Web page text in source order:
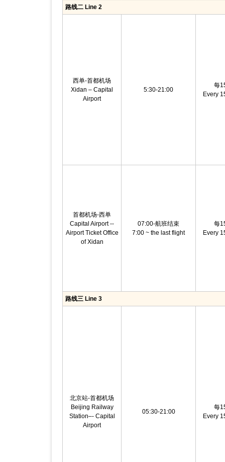
路线二 Line 2
西单-首都机场
Xidan – Capital
Airport
5:30-21:00
每
Every
首都机场-西单
Capital Airport --
Airport Ticket Office
of Xidan
07:00-航班结束
7:00 ~ the last flight
每
Every
路线三 Line 3
北京站-首都机场
Beijing Railway
Station–- Capital
Airport
05:30-21:00
每
Every